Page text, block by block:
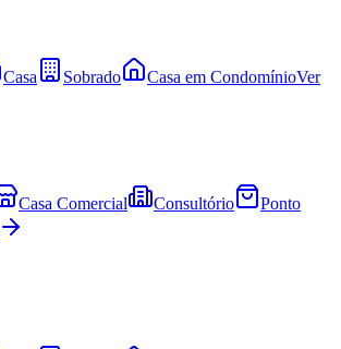
Casa Sobrado Casa em CondomínioVer
Casa Comercial Consultório
Ponto